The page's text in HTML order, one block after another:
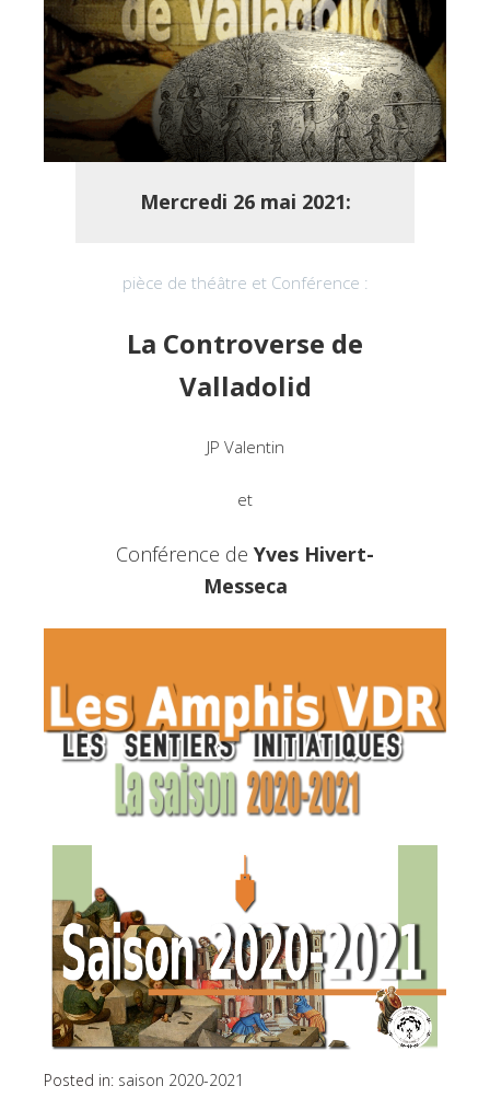
Mercredi 26 mai 2021:
pièce de théâtre et Conférence :
La Controverse de
Valladolid
JP Valentin
et
Conférence de Yves Hivert-
Messeca
Posted in: saison 2020-2021